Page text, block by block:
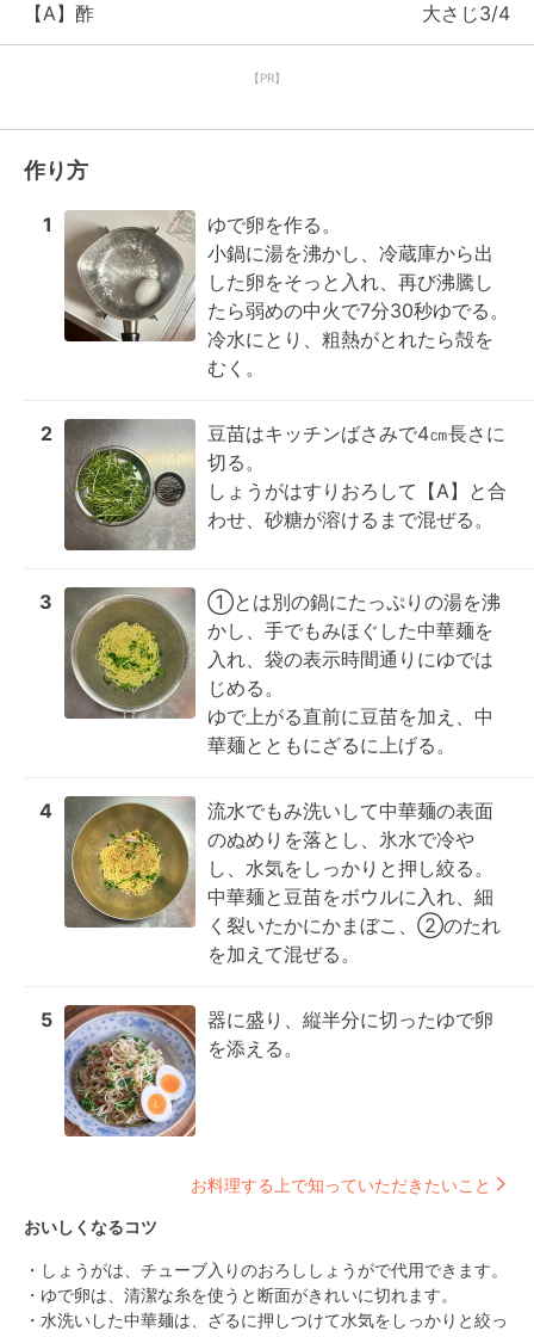
【A】酢 大さじ3/4
【PR】
作り方
1
ゆで卵を作る。
小鍋に湯を沸かし、冷蔵庫から出
した卵をそっと入れ、再び沸騰し
たら弱めの中火で7分30秒ゆでる。
冷水にとり、粗熱がとれたら殻を
むく。
2
豆苗はキッチンばさみで4㎝長さに
切る。
しょうがはすりおろして【A】と合
わせ、砂糖が溶けるまで混ぜる。
3
①とは別の鍋にたっぷりの湯を沸
かし、手でもみほぐした中華麺を
入れ、袋の表示時間通りにゆでは
じめる。
ゆで上がる直前に豆苗を加え、中
華麺とともにざるに上げる。
4
流水でもみ洗いして中華麺の表面
のぬめりを落とし、氷水で冷や
し、水気をしっかりと押し絞る。
中華麺と豆苗をボウルに入れ、細
く裂いたかにかまぼこ、②のたれ
を加えて混ぜる。
5
器に盛り、縦半分に切ったゆで卵
を添える。
お料理する上で知っていただきたいこと
おいしくなるコツ
・しょうがは、チューブ入りのおろししょうがで代用できます。
・ゆで卵は、清潔な糸を使うと断面がきれいに切れます。
・水洗いした中華麺は、ざるに押しつけて水気をしっかりと絞っ